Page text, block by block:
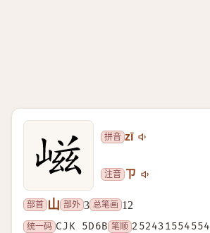
拼音 zī
注音 ㄗ
部首 山 部外 3 总笔画 12
统一码 CJK 5D6B 笔顺 252431554554